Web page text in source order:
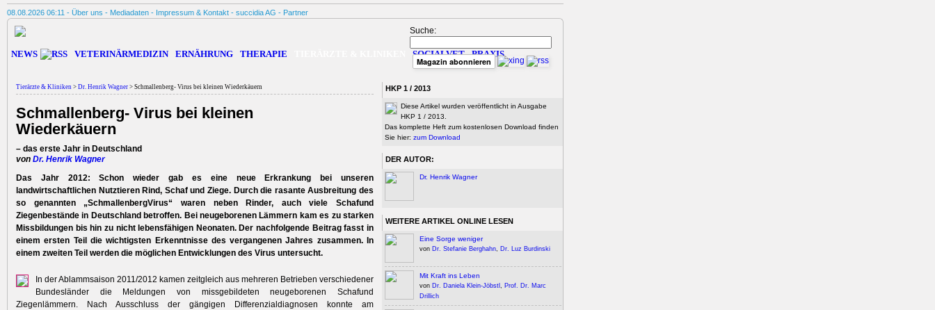
08.08.2026 06:11 - Über uns - Mediadaten - Impressum & Kontakt - succidia AG - Partner
Suche:
Magazin abonnieren
NEWS VETERINÄRMEDIZIN ERNÄHRUNG THERAPIE SOCIALVET PRAXIS
Tierärzte & Kliniken > Dr. Henrik Wagner > Schmallenberg- Virus bei kleinen Wiederkäuern
Schmallenberg- Virus bei kleinen
Wiederkäuern
– das erste Jahr in Deutschland
von Dr. Henrik Wagner
Das Jahr 2012: Schon wieder gab es eine neue Erkrankung bei unseren
landwirtschaftlichen Nutztieren Rind, Schaf und Ziege. Durch die rasante Ausbreitung des
so genannten „SchmallenbergVirus“ waren neben Rinder, auch viele Schafund
Ziegenbestände in Deutschland betroffen. Bei neugeborenen Lämmern kam es zu starken
Missbildungen bis hin zu nicht lebensfähigen Neonaten. Der nachfolgende Beitrag fasst in
einem ersten Teil die wichtigsten Erkenntnisse des vergangenen Jahres zusammen. In
einem zweiten Teil werden die möglichen Entwicklungen des Virus untersucht.
In der Ablammsaison 2011/2012 kamen zeitgleich aus mehreren Betrieben verschiedener
Bundesländer die Meldungen von missgebildeten neugeborenen Schafund
Ziegenlämmern. Nach Ausschluss der gängigen Differenzialdiagnosen konnte am
HKP 1 / 2013
Diese Artikel wurden veröffentlicht in Ausgabe
HKP 1 / 2013.
Das komplette Heft zum kostenlosen Download finden
Sie hier: zum Download
DER AUTOR:
Dr. Henrik Wagner
WEITERE ARTIKEL ONLINE LESEN
Eine Sorge weniger
von Dr. Stefanie Berghahn, Dr. Luz Burdinski
Mit Kraft ins Leben
von Dr. Daniela Klein-Jöbstl , Prof. Dr. Marc
Drillich